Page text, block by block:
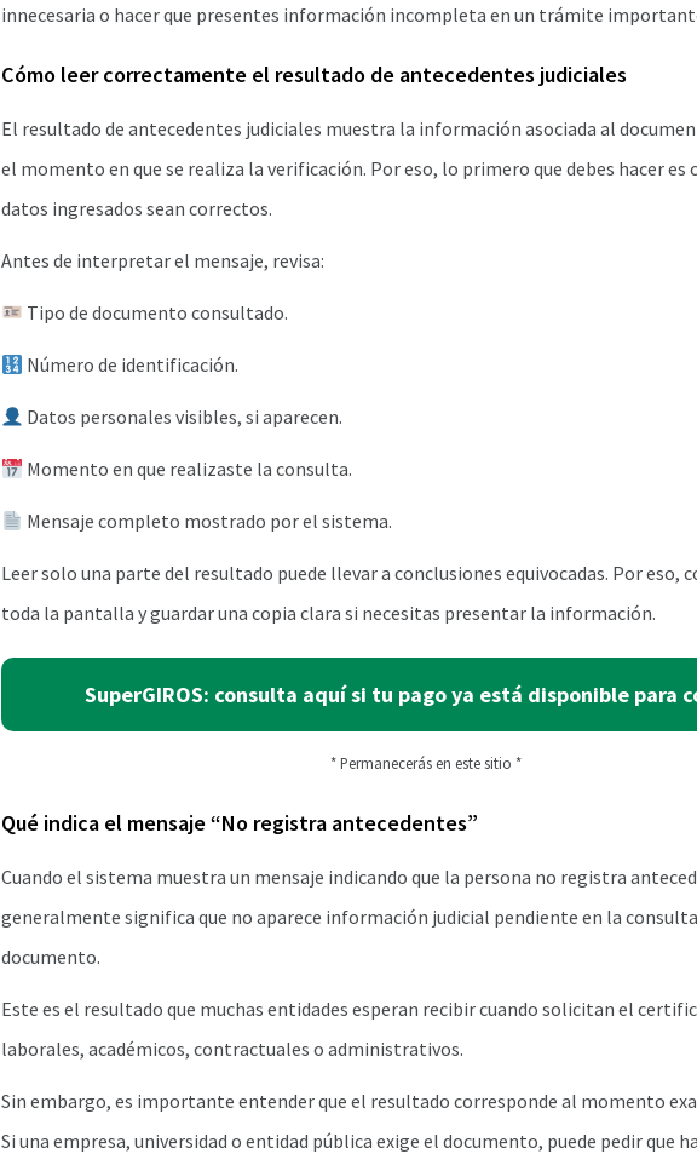
innecesaria o hacer que presentes información incompleta en un trámite
Cómo leer correctamente el resultado de antecedentes judiciales
El resultado de antecedentes judiciales muestra la información asociada al
el momento en que se realiza la verificación. Por eso, lo primero que debes hacer es
datos ingresados sean correctos.
Antes de interpretar el mensaje, revisa:
Tipo de documento consultado.
Número de identificación.
Datos personales visibles, si aparecen.
Momento en que realizaste la consulta.
Mensaje completo mostrado por el sistema.
Leer solo una parte del resultado puede llevar a conclusiones equivocadas. Por eso,
toda la pantalla y guardar una copia clara si necesitas presentar la información.
SuperGIROS: consulta aquí si tu pago ya está disponible para
* Permanecerás en este sitio *
Qué indica el mensaje “No registra antecedentes”
Cuando el sistema muestra un mensaje indicando que la persona no registra
generalmente significa que no aparece información judicial pendiente en la
documento.
Este es el resultado que muchas entidades esperan recibir cuando solicitan el
laborales, académicos, contractuales o administrativos.
Sin embargo, es importante entender que el resultado corresponde al momento
Si una empresa, universidad o entidad pública exige el documento, puede pedir que